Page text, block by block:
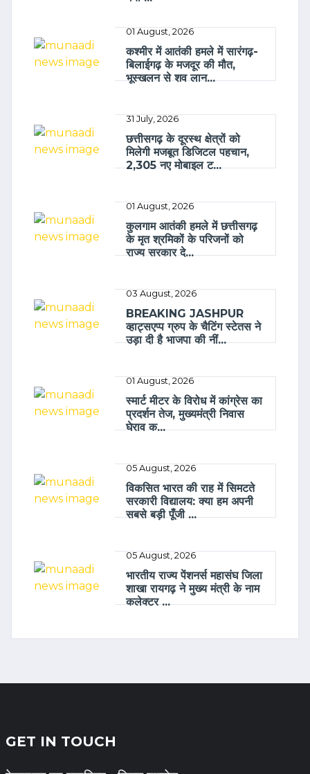
01 August, 2026
कश्मीर में आतंकी हमले में सारंगढ़-
बिलाईगढ़ के मजदूर की मौत,
भूस्खलन से शव लान...
31 July, 2026
छत्तीसगढ़ के दूरस्थ क्षेत्रों को
मिलेगी मजबूत डिजिटल पहचान,
2,305 नए मोबाइल ट...
01 August, 2026
कुलगाम आतंकी हमले में छत्तीसगढ़
के मृत श्रमिकों के परिजनों को
राज्य सरकार दे...
03 August, 2026
BREAKING JASHPUR
व्हाट्सएप्प ग्रुप के चैटिंग स्टेतस ने
उड़ा दी है भाजपा की नीं...
01 August, 2026
स्मार्ट मीटर के विरोध में कांग्रेस का
प्रदर्शन तेज, मुख्यमंत्री निवास
घेराव क...
05 August, 2026
विकसित भारत की राह में सिमटते
सरकारी विद्यालय: क्या हम अपनी
सबसे बड़ी पूँजी ...
05 August, 2026
भारतीय राज्य पेंशनर्स महासंघ जिला
शाखा रायगढ़ ने मुख्य मंत्री के नाम
कलेक्टर ...
GET IN TOUCH